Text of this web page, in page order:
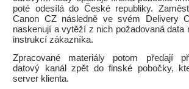
poté odesílá do České republiky.
Canon CZ následně ve svém Delivery
naskenují a vytěží z nich požadovaná data
instrukcí zákazníka.
Zpracované materiály potom předají
datový kanál zpět do finské pobočky,
server klienta.